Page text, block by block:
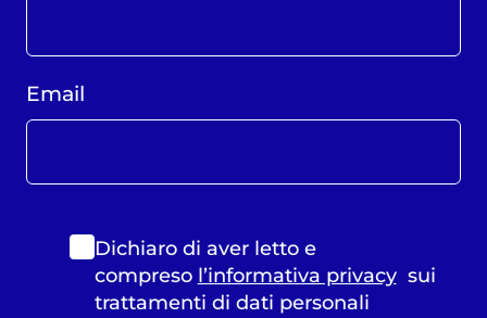
Email
Dichiaro di aver letto e
compreso l’informativa privacysui
trattamenti di dati personali